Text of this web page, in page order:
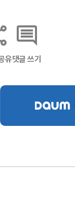
유댓글 쓰기